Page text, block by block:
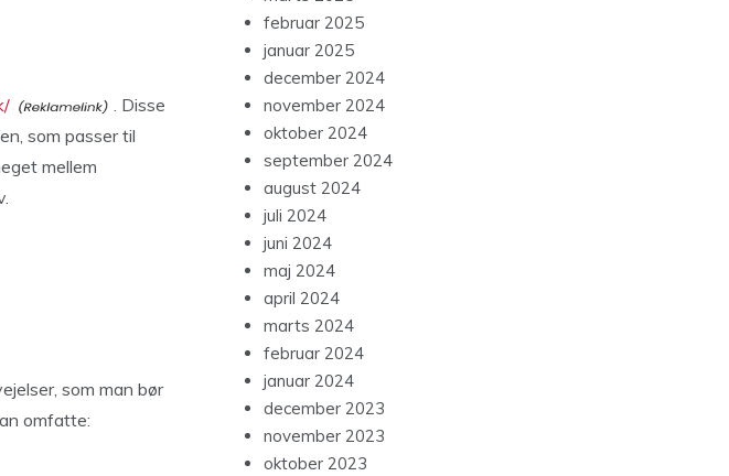
. Disse
som passer til
mellem
som man bør
omfatte:
februar 2025
januar 2025
december 2024
november 2024
oktober 2024
september 2024
august 2024
juli 2024
juni 2024
maj 2024
april 2024
marts 2024
februar 2024
januar 2024
december 2023
november 2023
oktober 2023